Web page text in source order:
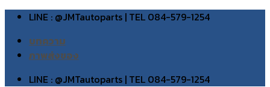
Skip
content
LINE : @JMTautoparts | TEL 084-579-1254
บทความ
ภาพส่งของ
LINE : @JMTautoparts | TEL 084-579-1254